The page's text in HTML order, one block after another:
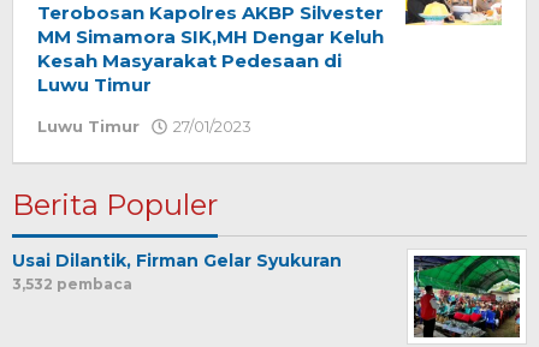
Terobosan Kapolres AKBP Silvester
MM Simamora SIK,MH Dengar Keluh
Kesah Masyarakat Pedesaan di
Luwu Timur
Luwu Timur 27/01/2023
Berita Populer
Usai Dilantik, Firman Gelar Syukuran
3,532 pembaca